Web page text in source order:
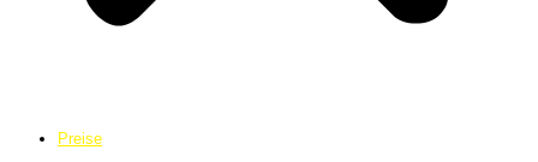
Preise